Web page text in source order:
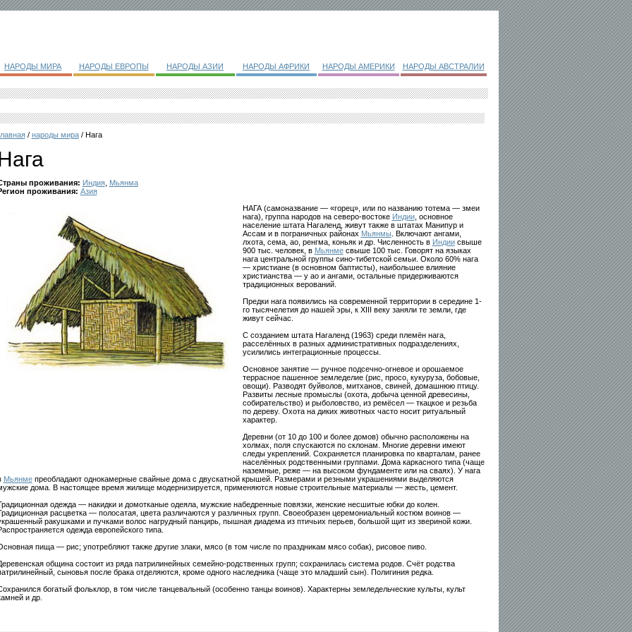
НАРОДЫ МИРА НАРОДЫ ЕВРОПЫ НАРОДЫ АЗИИ НАРОДЫ АФРИКИ НАРОДЫ АМЕРИКИ НАРОДЫ АВСТРАЛИИ
/ народы мира/ Нага
проживания: Индия, Мьянма
проживания: Азия
НАГА (самоназвание — «горец», или по названию тотема — змеи
нага), группа народов на северо-востоке Индии, основное
население штата Нагаленд, живут также в штатах Манипур и
Ассам и в пограничных районах Мьянмы. Включают ангами,
лхота, сема, ао, ренгма, коньяк и др. Численность в Индиисвыше
900 тыс. человек, в Мьянмесвыше 100 тыс. Говорят на языках
нага центральной группы сино-тибетской семьи. Около 60% нага
— христиане (в основном баптисты), наибольшее влияние
христианства — у ао и ангами, остальные придерживаются
традиционных верований.
Предки нага появились на современной территории в середине 1-
го тысячелетия до нашей эры, к XIII веку заняли те земли, где
живут сейчас.
С созданием штата Нагаленд (1963) среди племён нага,
расселённых в разных административных подразделениях,
усилились интеграционные процессы.
Основное занятие — ручное подсечно-огневое и орошаемое
террасное пашенное земледелие (рис, просо, кукуруза, бобовые,
овощи). Разводят буйволов, митханов, свиней, домашнюю птицу.
Развиты лесные промыслы (охота, добыча ценной древесины,
собирательство) и рыболовство, из ремёсел — ткацкое и резьба
по дереву. Охота на диких животных часто носит ритуальный
характер.
Деревни (от 10 до 100 и более домов) обычно расположены на
холмах, поля спускаются по склонам. Многие деревни имеют
следы укреплений. Сохраняется планировка по кварталам, ранее
населённых родственными группами. Дома каркасного типа (чаще
наземные, реже — на высоком фундаменте или на сваях). У нага
Мьянмепреобладают однокамерные свайные дома с двускатной крышей. Размерами и резными украшениями выделяются
дома. В настоящее время жилище модернизируется, применяются новые строительные материалы — жесть, цемент.
одежда — накидки и домотканые одеяла, мужские набедренные повязки, женские несшитые юбки до колен.
расцветка — полосатая, цвета различаются у различных групп. Своеобразен церемониальный костюм воинов —
ракушками и пучками волос нагрудный панцирь, пышная диадема из птичьих перьев, большой щит из звериной кожи.
одежда европейского типа.
пища — рис; употребляют также другие злаки, мясо (в том числе по праздникам мясо собак), рисовое пиво.
община состоит из ряда патрилинейных семейно-родственных групп; сохранилась система родов. Счёт родства
сыновья после брака отделяются, кроме одного наследника (чаще это младший сын). Полигиния редка.
богатый фольклор, в том числе танцевальный (особенно танцы воинов). Характерны земледельческие культы, культ
и др.